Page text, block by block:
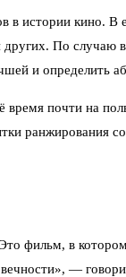
истории кино.
По случаю
и определить
почти на
ранжирования
фильм, в
—